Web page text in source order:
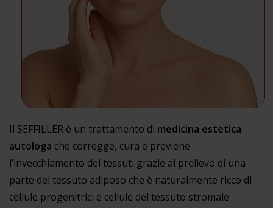
Il SEFFILLER è un trattamento di medicina estetica
autologa che corregge, cura e previene
l’invecchiamento dei tessuti grazie al prelievo di una
parte del tessuto adiposo che è naturalmente ricco di
cellule progenitrici e cellule del tessuto stromale